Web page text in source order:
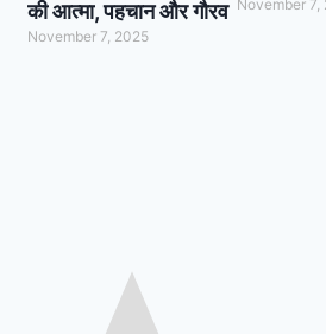
की आत्मा, पहचान और गौरव
November 7, 2025
November 7,